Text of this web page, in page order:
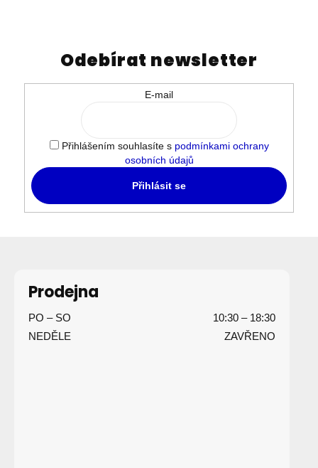
Odebírat newsletter
E-mail
Přihlášením souhlasíte s podmínkami ochrany
osobních údajů
Přihlásit se
Prodejna
PO – SO
10:30 – 18:30
NEDĚLE
ZAVŘENO